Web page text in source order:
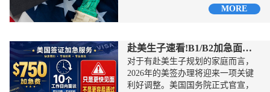
许的安排，却在签证环节遭遇意外
MORE
赴美生子速看!B1/B2加急面签新政来了!
对于有赴美生子规划的家庭而言，
2026年的美签办理将迎来一项关键
利好调整。美国国务院正式官宣，